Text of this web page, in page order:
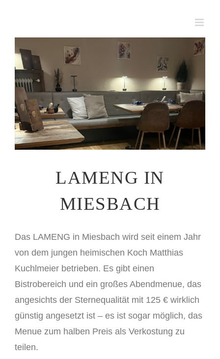
springen
grösseres
Bild
LAMENG IN
MIESBACH
Das LAMENG in Miesbach wird seit einem Jahr
von dem jungen heimischen Koch Matthias
Kuchlmeier betrieben. Es gibt einen
Bistrobereich und ein großes Abendmenue, das
angesichts der Sternequalität mit 125 € wirklich
günstig angesetzt ist – es ist sogar möglich, das
Menue zum halben Preis als Verkostung zu
teilen.